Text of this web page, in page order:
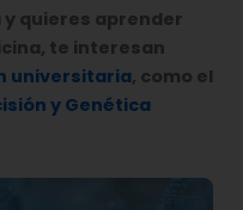
quieres aprender
te interesan
universitaria, como el
y Genética